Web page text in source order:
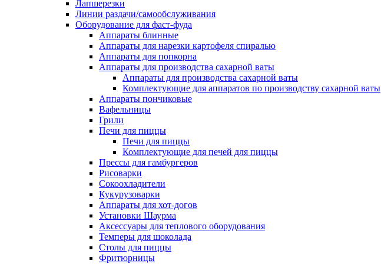
Лапшерезки
Линии раздачи/самообслуживания
Оборудование для фаст-фуда
Аппараты блинные
Аппараты для нарезки картофеля спиралью
Аппараты для попкорна
Аппараты для производства сахарной ваты
Аппараты для производства сахарной ваты
Комплектующие для аппаратов по производству сахарной ваты
Аппараты пончиковые
Вафельницы
Грили
Печи для пиццы
Печи для пиццы
Комплектующие для печей для пиццы
Прессы для гамбургеров
Рисоварки
Сокоохладители
Кукурузоварки
Аппараты для хот-догов
Установки Шаурма
Аксессуары для теплового оборудования
Темперы для шоколада
Столы для пиццы
Фритюрницы